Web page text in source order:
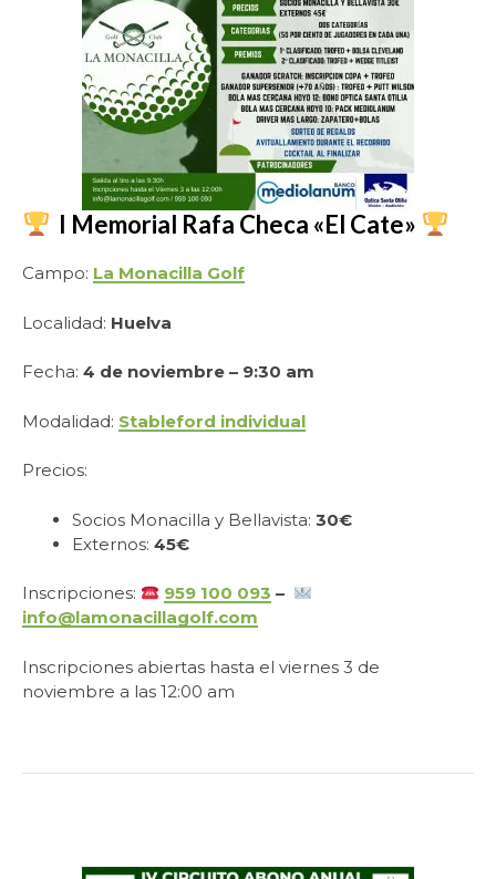
I Memorial Rafa Checa «El Cate»
Campo: La Monacilla Golf
Localidad: Huelva
Fecha: 4 de noviembre – 9:30 am
Modalidad: Stableford individual
Precios:
Socios Monacilla y Bellavista: 30€
Externos: 45€
Inscripciones: 959 100 093 –
info@lamonacillagolf.com
Inscripciones abiertas hasta el viernes 3 de
noviembre a las 12:00 am